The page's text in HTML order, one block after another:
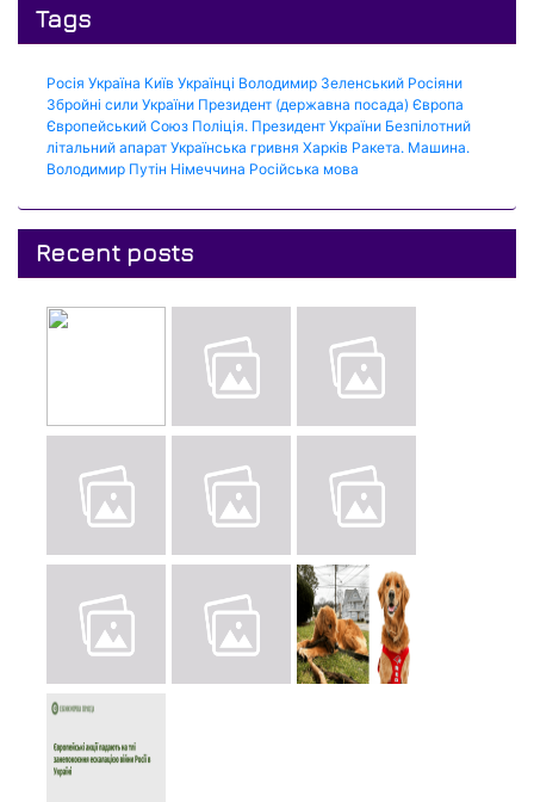
Tags
Росія Україна Київ Українці Володимир Зеленський Росіяни
Збройні сили України Президент (державна посада) Європа
Європейський Союз Поліція. Президент України Безпілотний
літальний апарат Українська гривня Харків Ракета. Машина.
Володимир Путін Німеччина Російська мова
Recent posts